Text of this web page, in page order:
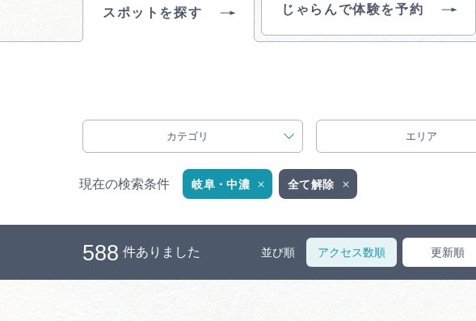
スポットを探す じゃらんで体験を予約
カテゴリ エリア
現在の検索条件 岐阜・中濃 全て解除
588 件ありました 並び順 アクセス数順 更新順